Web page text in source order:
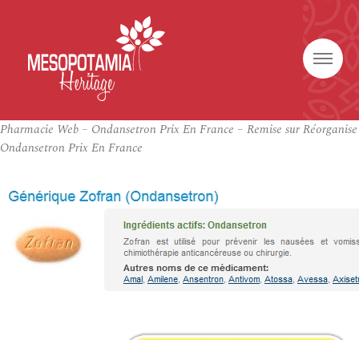
Pharmacie Web – Ondansetron Prix En France – Remise sur Réorganise
Ondansetron Prix En France